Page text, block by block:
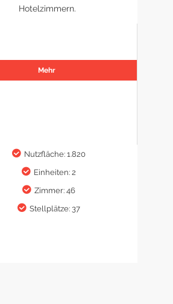
Hotelzimmern.
Mehr
Nutzfläche: 1.820
Einheiten: 2
Zimmer: 46
Stellplätze: 37